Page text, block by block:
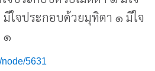
ใจประกอบด้วยมุทิตา ๑ มีใจ
๑
node/5631